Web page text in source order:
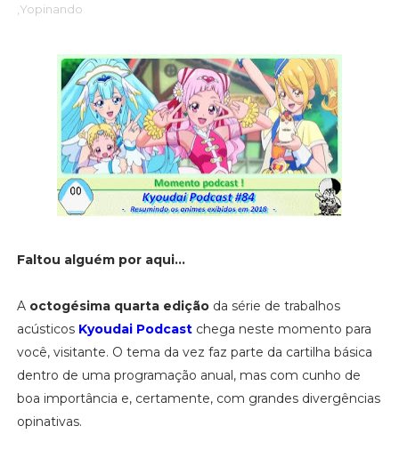
,Yopinando
Faltou alguém por aqui...
A octogésima quarta ediçãoda série de trabalhos
acústicos Kyoudai Podcastchega neste momento para
você, visitante. O tema da vez faz parte da cartilha básica
dentro de uma programação anual, mas com cunho de
boa importância e, certamente, com grandes divergências
opinativas.